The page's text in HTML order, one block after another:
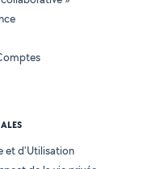
et d'Utilisation